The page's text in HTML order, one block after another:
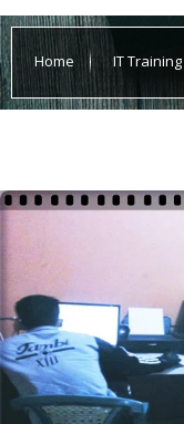
Home IT Training